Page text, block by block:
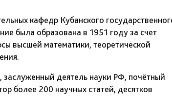
кафедр Кубанского
была образована в 1951 году за счет
высшей математики, теоретической
заслуженный деятель науки РФ, почётный
более 200 научных статей, десятков